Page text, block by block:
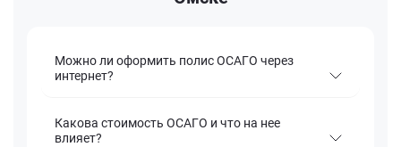
Можно ли оформить полис ОСАГО через
интернет?
Какова стоимость ОСАГО и что на нее
влияет?